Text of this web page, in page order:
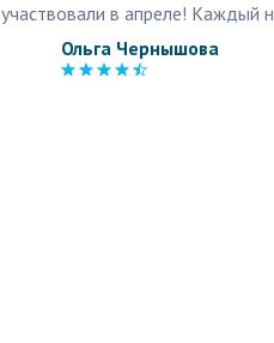
участвовали в апреле! Каждый
Ольга Чернышова